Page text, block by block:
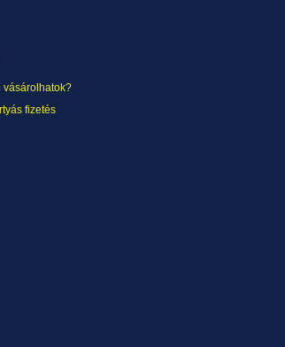
vásárolhatok?
fizetés